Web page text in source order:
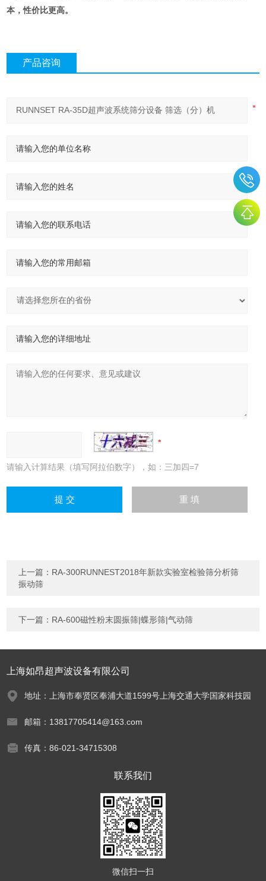
本，性价比更高。
产品咨询
请输入计算结果（填写阿拉伯数字），如：三加四=7
上一篇： RA-300RUNNEST2018年新款实验室检验筛分析筛
振动筛
下一篇： RA-600磁性粉末圆振筛|蝶形筛|气动筛
上海如昂超声波设备有限公司
地址：上海市奉贤区奉浦大道1599号上海交通大学国家科技园
邮箱：13817705414@163.com
传真：86-021-34715308
联系我们
微信扫一扫